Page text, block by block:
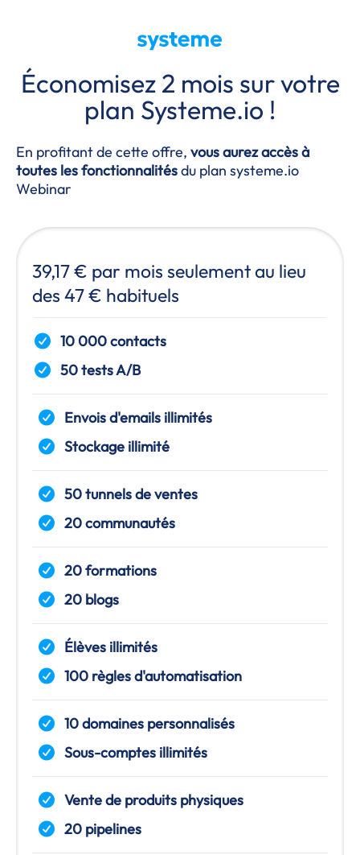
Économisez 2 mois sur votre
plan Systeme.io !
En profitant de cette offre, vous aurez accès à
toutes les fonctionnalitésdu plan systeme.io
Webinar
39,17 € par mois seulement au lieu
des 47 € habituels
10 000 contacts
50 tests A/B
Envois d'emails illimités
Stockage illimité
50 tunnels de ventes
20 communautés
20 formations
20 blogs
Élèves illimités
100 règles d'automatisation
10 domaines personnalisés
Sous-comptes illimités
Vente de produits physiques
20 pipelines